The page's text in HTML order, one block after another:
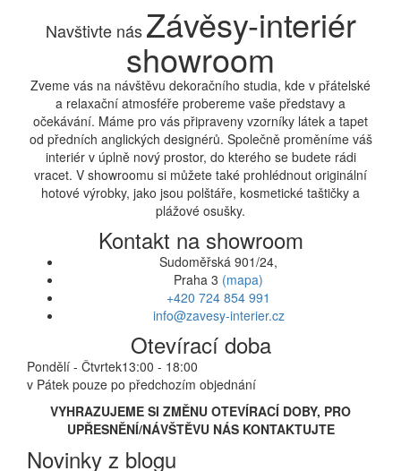
Navštivte nás Závěsy-interiér
showroom
Zveme vás na návštěvu dekoračního studia, kde v přátelské
a relaxační atmosféře probereme vaše představy a
očekávání. Máme pro vás připraveny vzorníky látek a tapet
od předních anglických designérů. Společně proměníme váš
interiér v úplně nový prostor, do kterého se budete rádi
vracet. V showroomu si můžete také prohlédnout originální
hotové výrobky, jako jsou polštáře, kosmetické taštičky a
plážové osušky.
Kontakt na showroom
Sudoměřská 901/24,
Praha 3 (mapa)
+420 724 854 991
info@zavesy-interier.cz
Otevírací doba
Pondělí - Čtvrtek13:00 - 18:00
v Pátek pouze po předchozím objednání
VYHRAZUJEME SI ZMĚNU OTEVÍRACÍ DOBY, PRO
UPŘESNĚNÍ/NÁVŠTĚVU NÁS KONTAKTUJTE
Novinky z blogu